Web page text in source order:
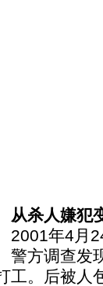
杀人嫌犯变
年4月24
方调查发现
工。后被人